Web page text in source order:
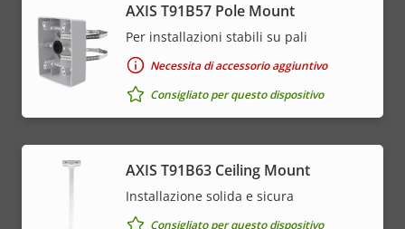
AXIS T91B57 Pole Mount
Per installazioni stabili su pali
Necessita di accessorio aggiuntivo
Consigliato per questo dispositivo
AXIS T91B63 Ceiling Mount
Installazione solida e sicura
Consigliato per questo dispositivo